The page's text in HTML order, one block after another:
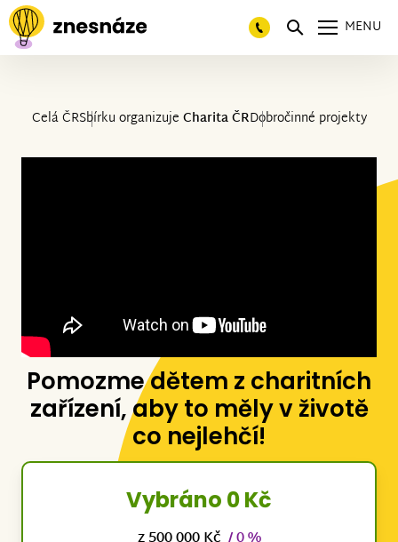
MENU
Celá ČRSbírku organizuje Charita ČRDobročinné projekty
Pomozme dětem z charitních
zařízení, aby to měly v životě
co nejlehčí!
Vybráno 0 Kč